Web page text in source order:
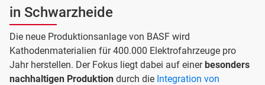
in Schwarzheide
Die neue Produktionsanlage von BASF wird
Kathodenmaterialien für 400.000 Elektrofahrzeuge pro
Jahr herstellen. Der Fokus liegt dabei auf einerbesonders
nachhaltigen Produktion durch die Integration von